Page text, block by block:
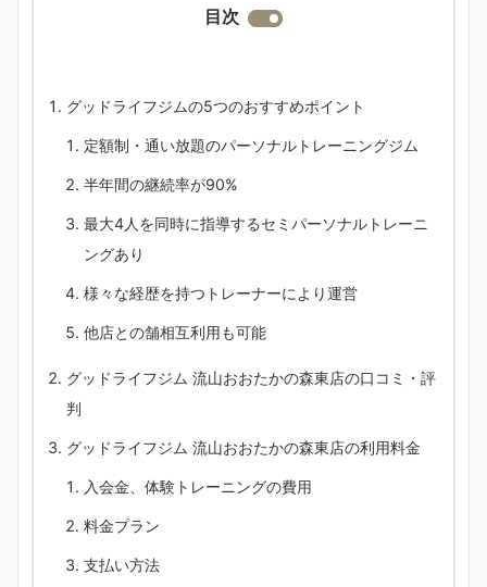
目次
グッドライフジムの5つのおすすめポイント
定額制・通い放題のパーソナルトレーニングジム
半年間の継続率が90%
最大4人を同時に指導するセミパーソナルトレーニ
ングあり
様々な経歴を持つトレーナーにより運営
他店との舗相互利用も可能
グッドライフジム 流山おおたかの森東店の口コミ・評
判
グッドライフジム 流山おおたかの森東店の利用料金
入会金、体験トレーニングの費用
料金プラン
支払い方法